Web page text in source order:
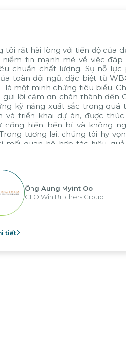
Nỗ lực của tập thể
gồm KMW Việt
Citek, đều đáng
đánh giá cao
khai xuất sắc của
tinh thần cống hiến
dự án trong
chúng tôi mong
cùng Citek.
Ông Kim
Tổng